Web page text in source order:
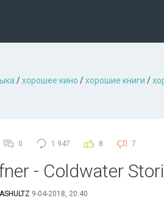
/хорошее кино /хорошие книги /
0 1 947 8 7
- Coldwater
9-04-2018, 20:40